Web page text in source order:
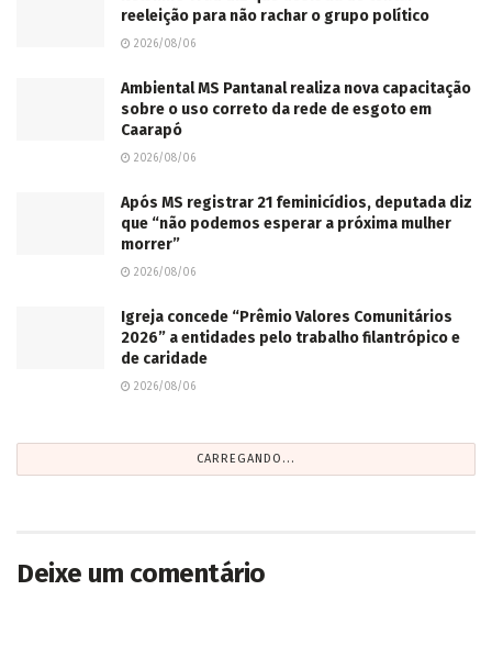
reeleição para não rachar o grupo político
2026/08/06
Ambiental MS Pantanal realiza nova capacitação
sobre o uso correto da rede de esgoto em
Caarapó
2026/08/06
Após MS registrar 21 feminicídios, deputada diz
que “não podemos esperar a próxima mulher
morrer”
2026/08/06
Igreja concede “Prêmio Valores Comunitários
2026” a entidades pelo trabalho filantrópico e
de caridade
2026/08/06
CARREGANDO...
Deixe um comentário